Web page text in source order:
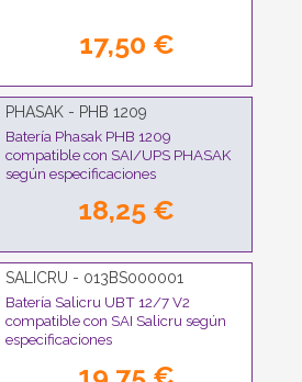
17,50 €
PHASAK - PHB 1209
Batería Phasak PHB 1209
compatible con SAI/UPS PHASAK
según especificaciones
18,25 €
SALICRU - 013BS000001
Batería Salicru UBT 12/7 V2
compatible con SAI Salicru según
especificaciones